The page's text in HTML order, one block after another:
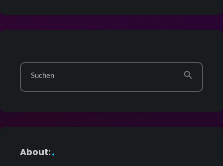
Suchen search
About: